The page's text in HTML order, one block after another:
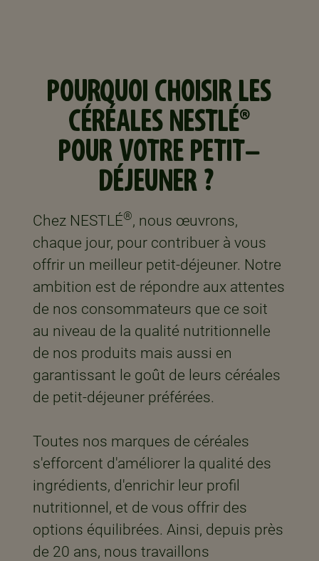
POURQUOI CHOISIR LES
CÉRÉALES NESTLÉ®
POUR VOTRE PETIT-
DÉJEUNER ? ​
Chez NESTLÉ®, nous œuvrons,
chaque jour, pour contribuer à vous
offrir un meilleur petit-déjeuner. Notre
ambition est de répondre aux attentes
de nos consommateurs que ce soit
au niveau de la qualité nutritionnelle
de nos produits mais aussi en
garantissant le goût de leurs céréales
de petit-déjeuner préférées. ​
Toutes nos marques de céréales
s'efforcent d'améliorer la qualité des
ingrédients, d'enrichir leur profil
nutritionnel, et de vous offrir des
options équilibrées. Ainsi, depuis près
de 20 ans, nous travaillons